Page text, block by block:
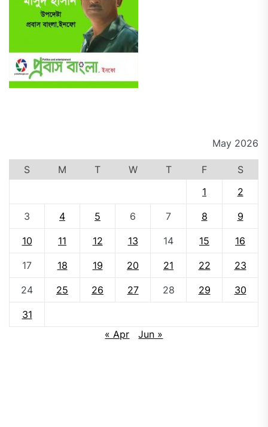
May 2026
S M T W T F
S
1
2
3 4 5 6 7 8 9
10 11 12 13 14 15 16
17 18 19 20 21 22 23
24 25 26 27 28 29 30
31
« Apr
Jun »